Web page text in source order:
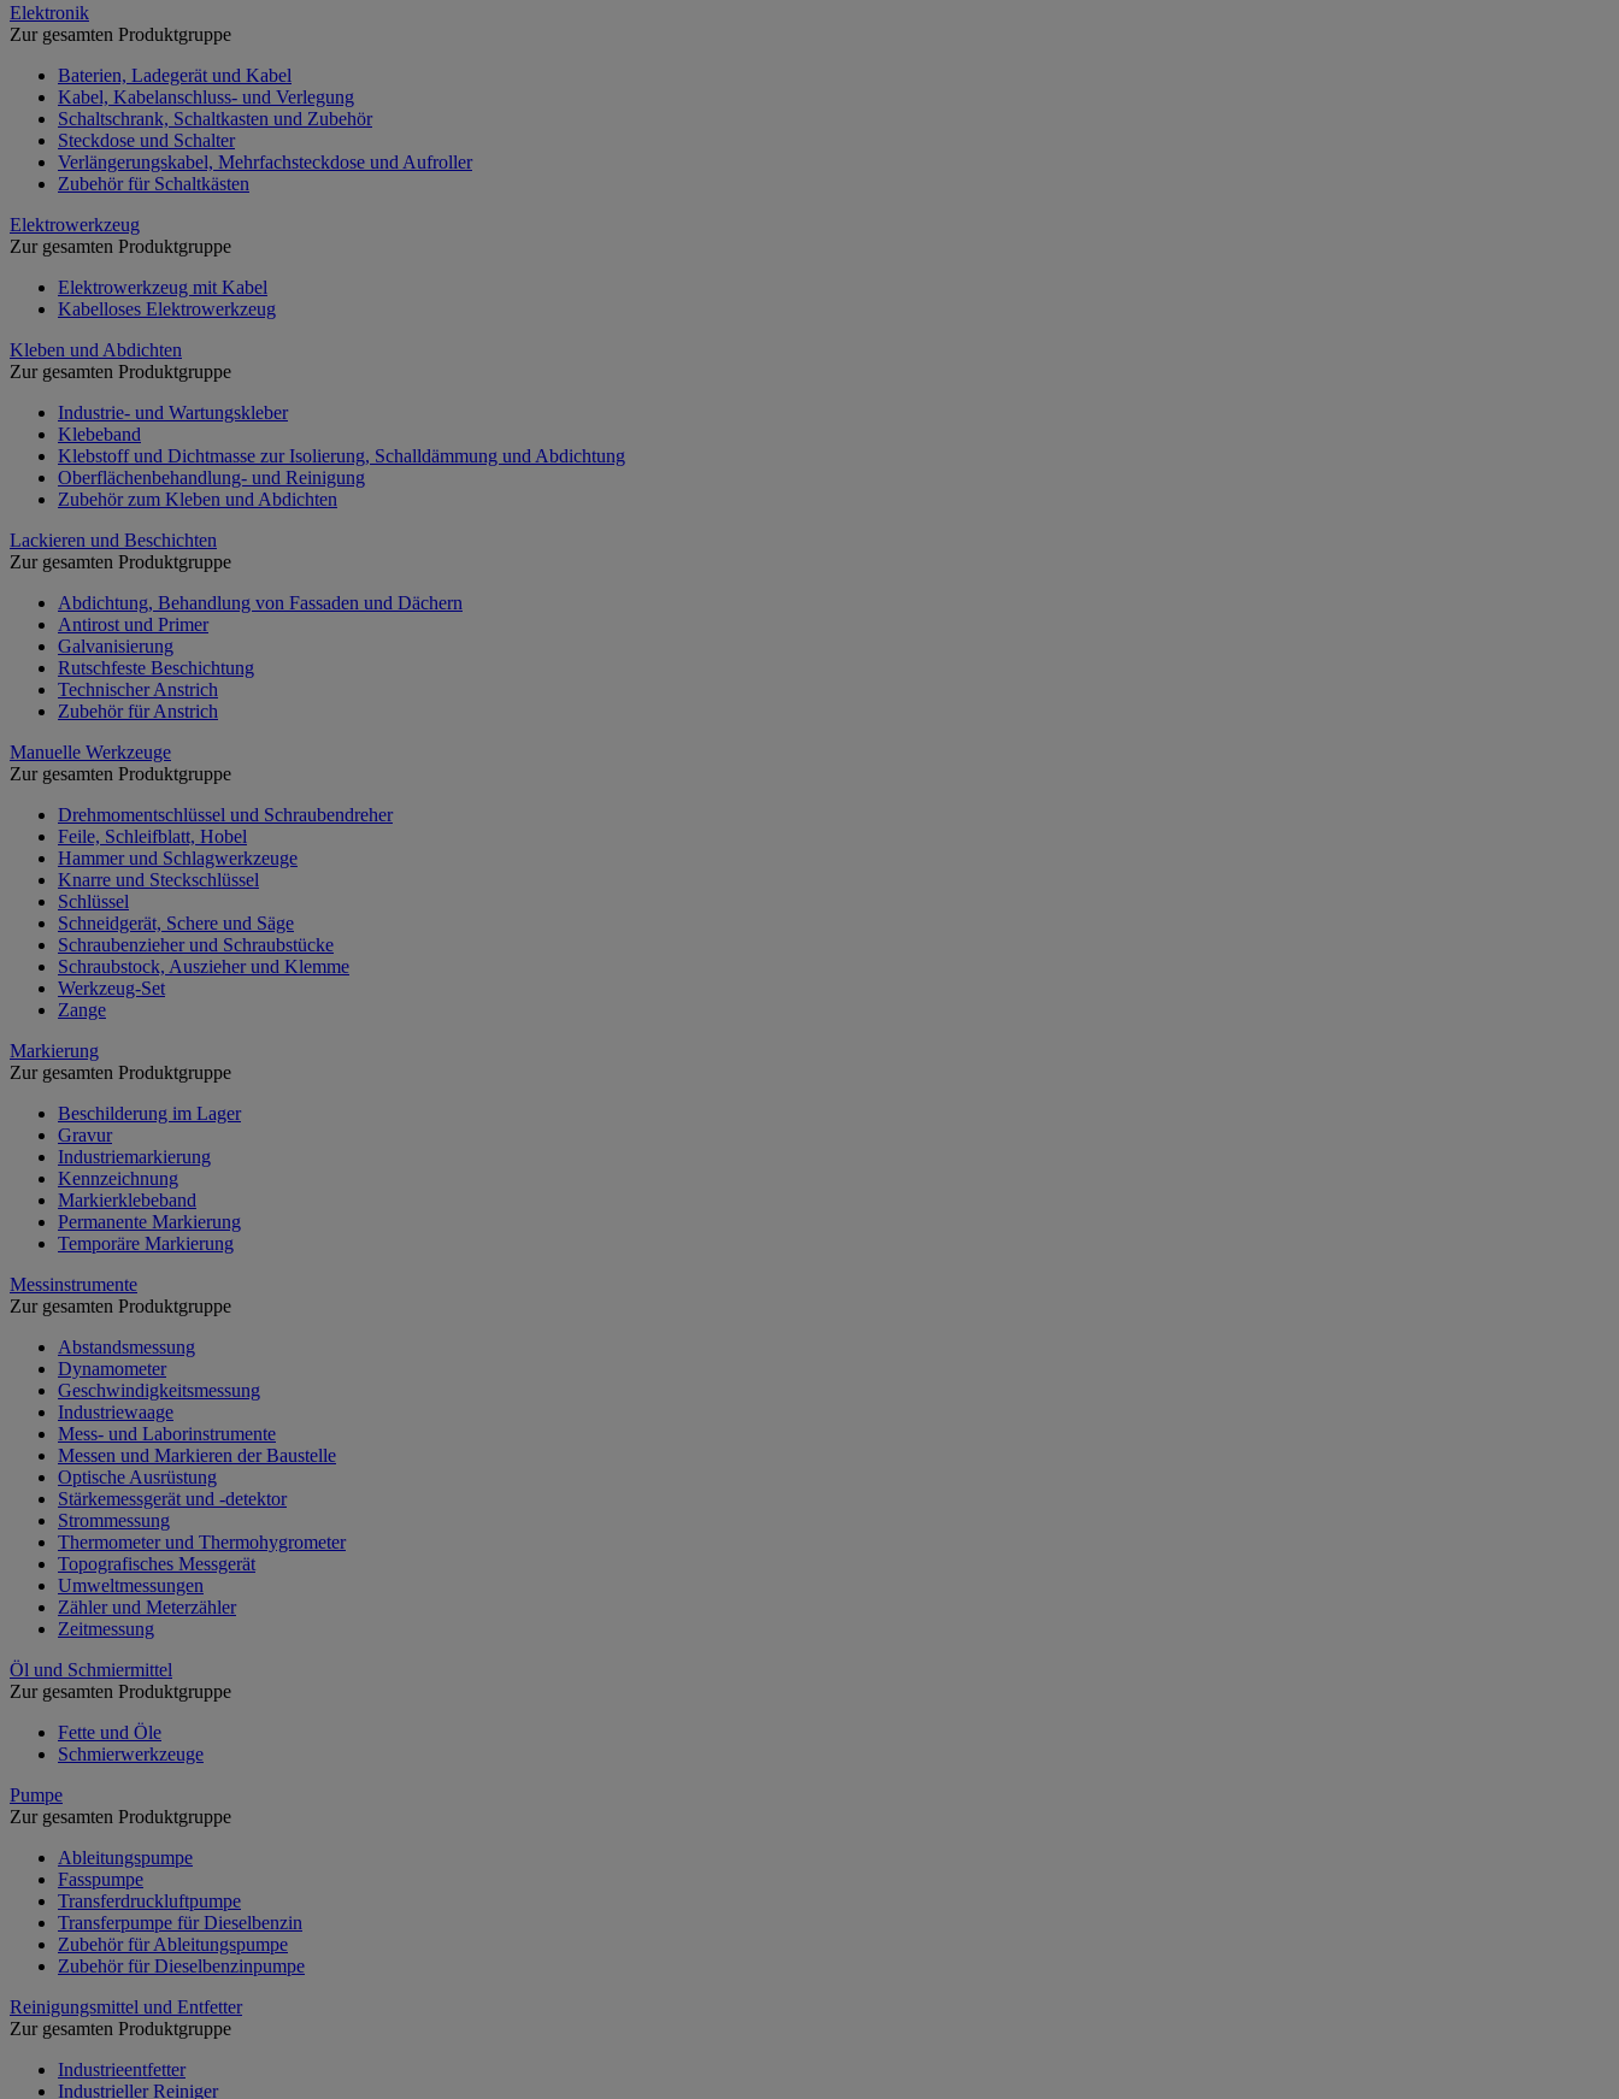
Elektronik
Zur gesamten Produktgruppe
Baterien, Ladegerät und Kabel
Kabel, Kabelanschluss- und Verlegung
Schaltschrank, Schaltkasten und Zubehör
Steckdose und Schalter
Verlängerungskabel, Mehrfachsteckdose und Aufroller
Zubehör für Schaltkästen
Elektrowerkzeug
Zur gesamten Produktgruppe
Elektrowerkzeug mit Kabel
Kabelloses Elektrowerkzeug
Kleben und Abdichten
Zur gesamten Produktgruppe
Industrie- und Wartungskleber
Klebeband
Klebstoff und Dichtmasse zur Isolierung, Schalldämmung und Abdichtung
Oberflächenbehandlung- und Reinigung
Zubehör zum Kleben und Abdichten
Lackieren und Beschichten
Zur gesamten Produktgruppe
Abdichtung, Behandlung von Fassaden und Dächern
Antirost und Primer
Galvanisierung
Rutschfeste Beschichtung
Technischer Anstrich
Zubehör für Anstrich
Manuelle Werkzeuge
Zur gesamten Produktgruppe
Drehmomentschlüssel und Schraubendreher
Feile, Schleifblatt, Hobel
Hammer und Schlagwerkzeuge
Knarre und Steckschlüssel
Schlüssel
Schneidgerät, Schere und Säge
Schraubenzieher und Schraubstücke
Schraubstock, Auszieher und Klemme
Werkzeug-Set
Zange
Markierung
Zur gesamten Produktgruppe
Beschilderung im Lager
Gravur
Industriemarkierung
Kennzeichnung
Markierklebeband
Permanente Markierung
Temporäre Markierung
Messinstrumente
Zur gesamten Produktgruppe
Abstandsmessung
Dynamometer
Geschwindigkeitsmessung
Industriewaage
Mess- und Laborinstrumente
Messen und Markieren der Baustelle
Optische Ausrüstung
Stärkemessgerät und -detektor
Strommessung
Thermometer und Thermohygrometer
Topografisches Messgerät
Umweltmessungen
Zähler und Meterzähler
Zeitmessung
Öl und Schmiermittel
Zur gesamten Produktgruppe
Fette und Öle
Schmierwerkzeuge
Pumpe
Zur gesamten Produktgruppe
Ableitungspumpe
Fasspumpe
Transferdruckluftpumpe
Transferpumpe für Dieselbenzin
Zubehör für Ableitungspumpe
Zubehör für Dieselbenzinpumpe
Reinigungsmittel und Entfetter
Zur gesamten Produktgruppe
Industrieentfetter
Industrieller Reiniger